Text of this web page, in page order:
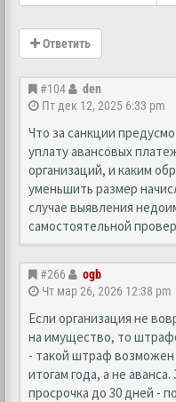
Ответить
#104
den
Пт дек 12, 2025 6:33 pm
Что за санкции
уплату авансовых
организаций, и каким
уменьшить размер
случае выявления
самостоятельной
#266
ogb
Чт мар 26, 2026 12:38 pm
Если организация не
на имущество, то
- такой штраф возможен
итогам года, а не
просрочка до 30 дней -